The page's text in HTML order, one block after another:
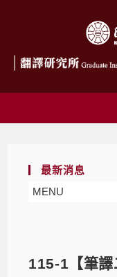
最新消息
MENU
115-1【筆譯